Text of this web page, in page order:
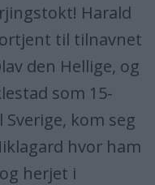
Harald
til tilnavnet
den Hellige, og
som 15-
kom seg
hvor ham
herjet i